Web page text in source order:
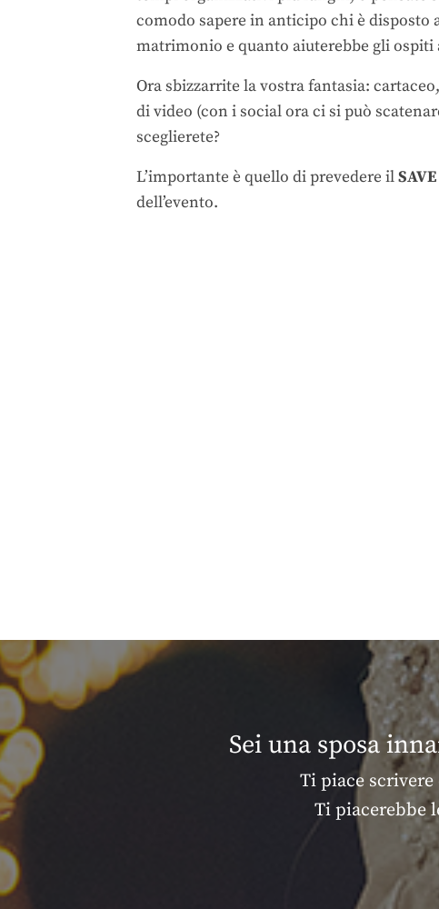
comodo sapere in anticipo chi è disposto
matrimonio e quanto aiuterebbe gli
Ora sbizzarrite la vostra fantasia:
di video (con i social ora ci si può
sceglierete?
L’importante è quello di prevedere il
dell’evento.
Sei una sposa
Ti piace
Ti piacerebbe